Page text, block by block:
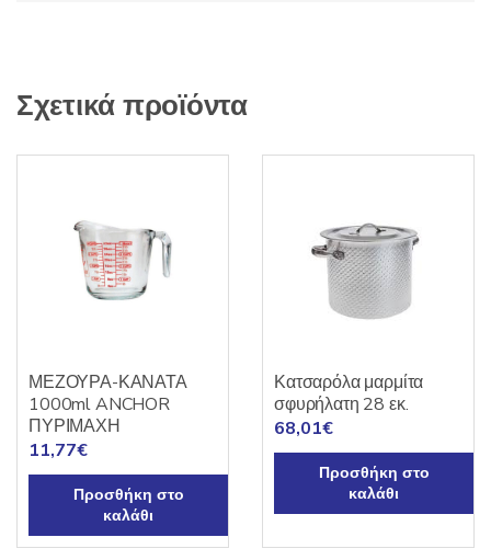
Σχετικά προϊόντα
ΜΕΖΟΥΡΑ-ΚΑΝΑΤΑ
1000ml ANCHOR
ΠΥΡΙΜΑΧΗ
11,77€
Προσθήκη στο
καλάθι
Κατσαρόλα μαρμίτα
σφυρήλατη 28 εκ.
68,01€
Προσθήκη στο
καλάθι